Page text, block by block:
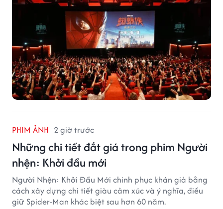
PHIM ẢNH 2 giờ trước
Những chi tiết đắt giá trong phim Người
nhện: Khởi đầu mới
Người Nhện: Khởi Đầu Mới chinh phục khán giả bằng
cách xây dựng chi tiết giàu cảm xúc và ý nghĩa, điều
giữ Spider-Man khác biệt sau hơn 60 năm.